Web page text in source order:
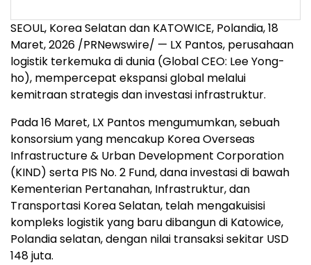
SEOUL, Korea Selatan dan KATOWICE, Polandia,18
Maret, 2026 /PRNewswire/ — LX Pantos, perusahaan
logistik terkemuka di dunia (Global CEO: Lee Yong-
ho), mempercepat ekspansi global melalui
kemitraan strategis dan investasi infrastruktur.
Pada 16 Maret, LX Pantos mengumumkan, sebuah
konsorsium yang mencakup Korea Overseas
Infrastructure & Urban Development Corporation
(KIND) serta PIS No. 2 Fund, dana investasi di bawah
Kementerian Pertanahan, Infrastruktur, dan
Transportasi Korea Selatan, telah mengakuisisi
kompleks logistik yang baru dibangun di Katowice,
Polandia selatan, dengan nilai transaksi sekitar USD
148 juta.